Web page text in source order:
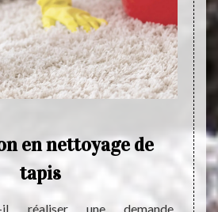
en nettoyage de
tapis
il réaliser une demande